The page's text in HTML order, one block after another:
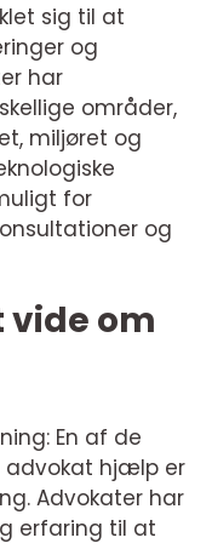
sig til at
og
har
områder,
miljøret og
for
og
om
En af de
advokat hjælp er
Advokater har
erfaring til at